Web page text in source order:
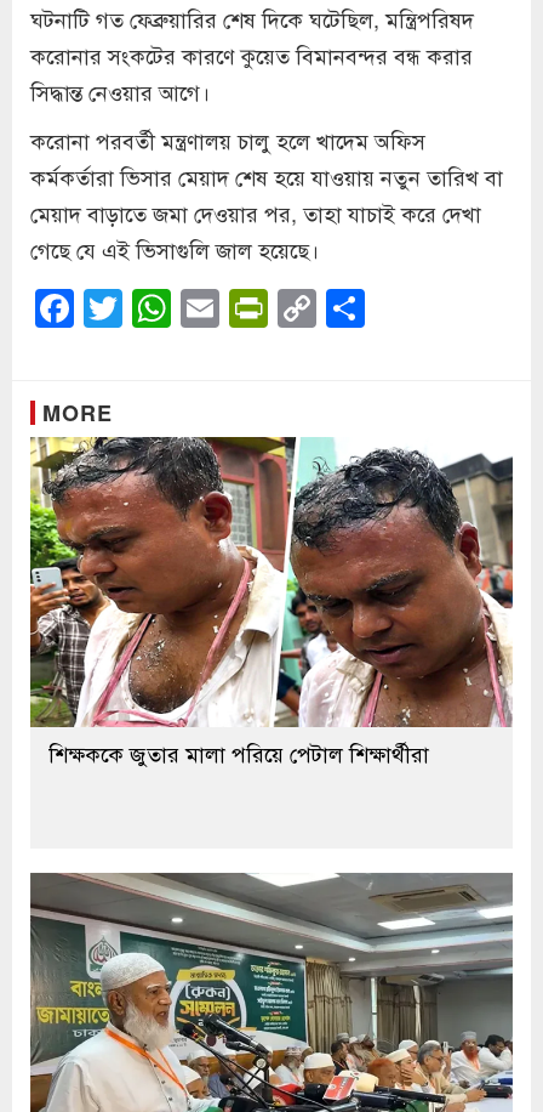
ঘটনাটি গত ফেব্রুয়ারির শেষ দিকে ঘটেছিল, মন্ত্রিপরিষদ
করোনার সংকটের কারণে কুয়েত বিমানবন্দর বন্ধ করার
সিদ্ধান্ত নেওয়ার আগে।
করোনা পরবর্তী মন্ত্রণালয় চালু হলে খাদেম অফিস
কর্মকর্তারা ভিসার মেয়াদ শেষ হয়ে যাওয়ায় নতুন তারিখ বা
মেয়াদ বাড়াতে জমা দেওয়ার পর, তাহা যাচাই করে দেখা
গেছে যে এই ভিসাগুলি জাল হয়েছে।
Facebook
Twitter
WhatsApp
EmailPrintFriendly
Copy
Link
MORE
শিক্ষককে জুতার মালা পরিয়ে পেটাল শিক্ষার্থীরা